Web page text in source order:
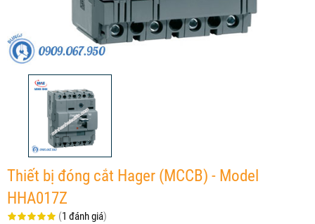
Thiết bị đóng cắt Hager (MCCB) - Model
HHA017Z
(1 đánh giá)